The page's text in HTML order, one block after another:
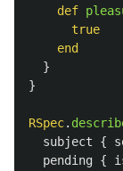
def
true
end
}
}
RSpec.
subject
{
pending {